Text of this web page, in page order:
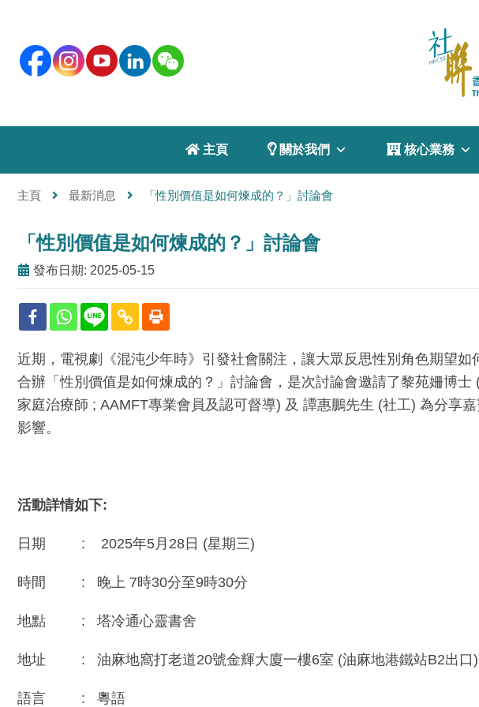
 主頁  關於我們  核心業務
主頁 最新消息 「性別價值是如何煉成的？」討論會
「性別價值是如何煉成的？」討論會
發布日期: 2025-05-15
近期，電視劇《混沌少年時》引發社會關注，讓大眾反思性別角色期望
合辦「性別價值是如何煉成的？」討論會，是次討論會邀請了黎苑姍博
家庭治療師 ; AAMFT專業會員及認可督導) 及 譚惠鵬先生 (社工) 為分享
影響。
活動詳情如下:
日期 : 2025年5月28日 (星期三)
時間 : 晚上 7時30分至9時30分
地點 : 塔冷通心靈書舍
地址 : 油麻地窩打老道20號金輝大廈一樓6室 (油麻地港鐵站B2出口)
語言 : 粵語